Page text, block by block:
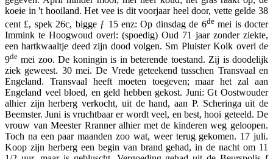
koeie in 't hooiland. Het vee is dit voorjaar heel door, vette gelde 38
cent £, spek 26c, bigge ƒ 15 enz: Op dinsdag de 6demei is docter
Immink te Hoogwoud overl: (spoedig) Oud 71 jaar zonder ziekte,
een hartkwaaltje deed zijn dood volgen. Sm Pluister Kolk overl de
9de mei zoo. De koningin is in beterende toestand. Zij is doodelijk
ziek geweest. 30 mei. De Vrede geteekend tusschen Transvaal en
Engeland. Transvaal heeft moeten toegeven; maar het zal aan
Engeland veel bloed, en geld hebben gekost. Juni: Gt Oostwouder
alhier zijn herberg verkocht, uit de hand, aan P. Scheringa uit de
Beemster. Juni is vruchtbaar er wordt veel, en best, hooi geteeld. De
vrouw van Meester Rranner alhier met de kinderen weg geloopen.
Toch na een paar maanden zoo wat, weer terug gekomen. 17 juli.
Koop zijn herberg een begin van brand gehad, in de nacht om 11